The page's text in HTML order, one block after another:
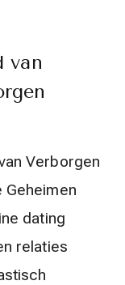
van
Verborgen
Geheimen
dating
relaties